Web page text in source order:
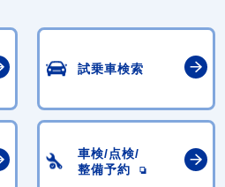
試乗車検索
車検/点検/
整備予約